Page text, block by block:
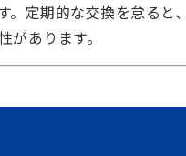
。定期的な交換を怠ると
あります。